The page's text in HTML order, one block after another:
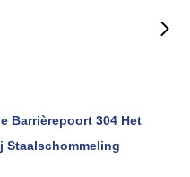
Barrièrepoort 304 Het
Staalschommeling